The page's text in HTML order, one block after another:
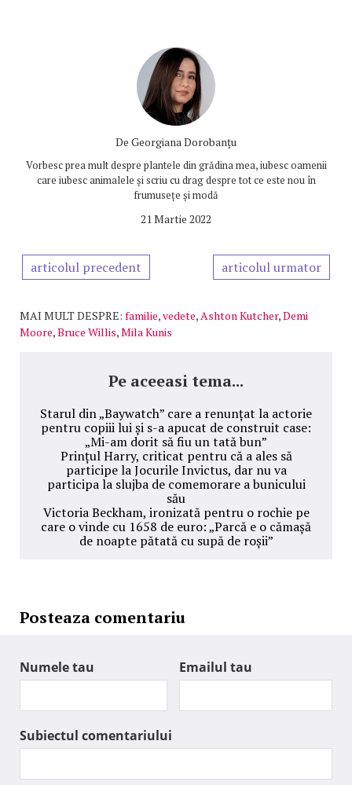
De Georgiana Dorobanțu
Vorbesc prea mult despre plantele din grădina mea, iubesc oamenii
care iubesc animalele și scriu cu drag despre tot ce este nou în
frumusețe și modă
21 Martie 2022
articolul precedent articolul urmator
MAI MULT DESPRE: familie,vedete,Ashton Kutcher,Demi
Moore,Bruce Willis,Mila Kunis
Pe aceeasi tema...
Starul din „Baywatch” care a renunțat la actorie
pentru copiii lui și s-a apucat de construit case:
„Mi-am dorit să fiu un tată bun”
Prințul Harry, criticat pentru că a ales să
participe la Jocurile Invictus, dar nu va
participa la slujba de comemorare a bunicului
său
Victoria Beckham, ironizată pentru o rochie pe
care o vinde cu 1658 de euro: „Parcă e o cămașă
de noapte pătată cu supă de roșii”
Posteaza comentariu
Numele tau Emailul tau
Subiectul comentariului